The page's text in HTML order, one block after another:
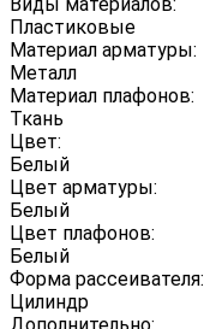
Пластиковые
Материал арматуры:
Металл
Материал плафонов:
Ткань
Цвет:
Белый
Цвет арматуры:
Белый
Цвет плафонов:
Белый
Форма рассеивателя:
Цилиндр